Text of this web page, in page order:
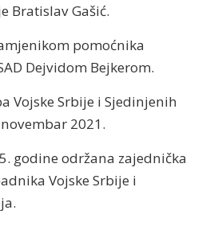
Bratislav Gašić.
pomoćnika
Dejvidom Bejkerom.
Vojske Srbije i Sjedinjenih
2021.
godine održana zajednička
Vojske Srbije i